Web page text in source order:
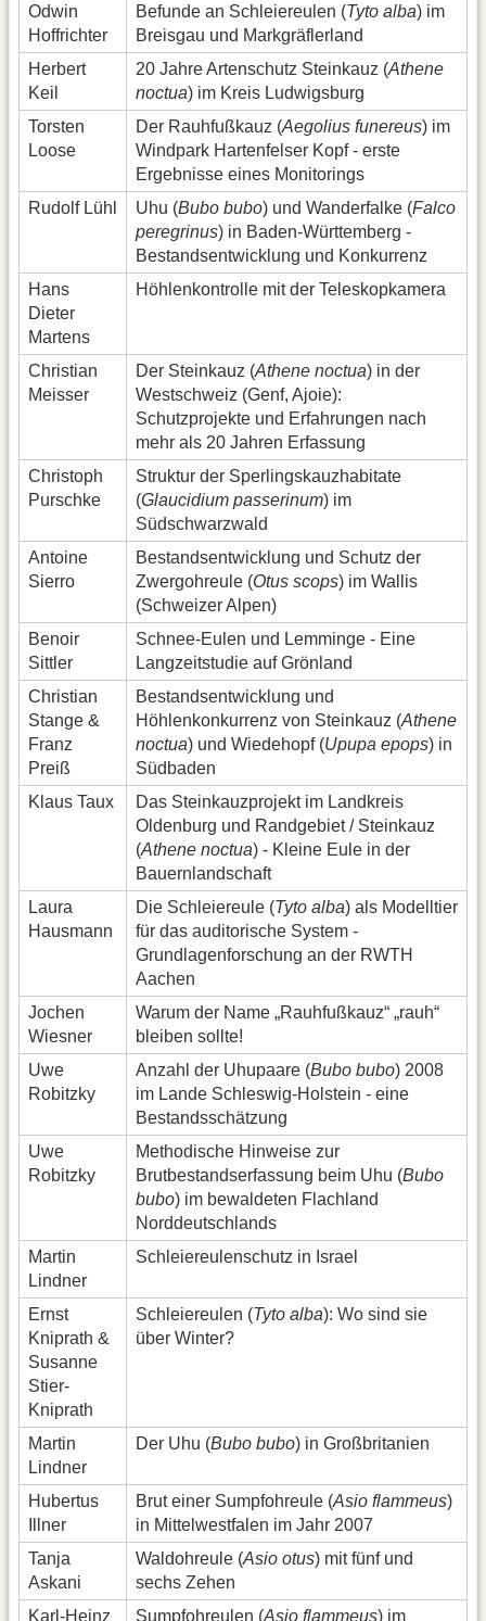
Odwin
Hoffrichter
Befunde an Schleiereulen (Tyto alba) im
Breisgau und Markgräflerland
Herbert
Keil
20 Jahre Artenschutz Steinkauz (Athene
noctua) im Kreis Ludwigsburg
Torsten
Loose
Der Rauhfußkauz (Aegolius funereus) im
Windpark Hartenfelser Kopf - erste
Ergebnisse eines Monitorings
Rudolf Lühl
Uhu (Bubo bubo) und Wanderfalke (Falco
peregrinus) in Baden-Württemberg -
Bestandsentwicklung und Konkurrenz
Hans
Dieter
Martens
Höhlenkontrolle mit der Teleskopkamera
Christian
Meisser
Der Steinkauz (Athene noctua) in der
Westschweiz (Genf, Ajoie):
Schutzprojekte und Erfahrungen nach
mehr als 20 Jahren Erfassung
Christoph
Purschke
Struktur der Sperlingskauzhabitate
(Glaucidium passerinum) im
Südschwarzwald
Antoine
Sierro
Bestandsentwicklung und Schutz der
Zwergohreule (Otus scops) im Wallis
(Schweizer Alpen)
Benoir
Sittler
Schnee-Eulen und Lemminge - Eine
Langzeitstudie auf Grönland
Christian
Stange &
Franz
Preiß
Bestandsentwicklung und
Höhlenkonkurrenz von Steinkauz (Athene
noctua) und Wiedehopf (Upupa epops) in
Südbaden
Klaus Taux
Das Steinkauzprojekt im Landkreis
Oldenburg und Randgebiet / Steinkauz
(Athene noctua) - Kleine Eule in der
Bauernlandschaft
Laura
Hausmann
Die Schleiereule (Tyto alba) als Modelltier
für das auditorische System -
Grundlagenforschung an der RWTH
Aachen
Jochen
Wiesner
Warum der Name „Rauhfußkauz“ „rauh“
bleiben sollte!
Uwe
Robitzky
Anzahl der Uhupaare (Bubo bubo) 2008
im Lande Schleswig-Holstein - eine
Bestandsschätzung
Uwe
Robitzky
Methodische Hinweise zur
Brutbestandserfassung beim Uhu (Bubo
bubo) im bewaldeten Flachland
Norddeutschlands
Martin
Lindner
Schleiereulenschutz in Israel
Ernst
Kniprath &
Susanne
Stier-
Kniprath
Schleiereulen (Tyto alba): Wo sind sie
über Winter?
Martin
Lindner
Der Uhu (Bubo bubo) in Großbritanien
Hubertus
Illner
Brut einer Sumpfohreule (Asio flammeus)
in Mittelwestfalen im Jahr 2007
Tanja
Askani
Waldohreule (Asio otus) mit fünf und
sechs Zehen
Karl-Heinz
Sumpfohreulen (Asio flammeus) im